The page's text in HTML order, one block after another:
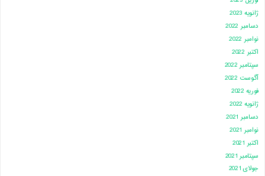
ژانویه 2023
دسامبر 2022
نوامبر 2022
اکتبر 2022
سپتامبر 2022
آگوست 2022
فوریه 2022
ژانویه 2022
دسامبر 2021
نوامبر 2021
اکتبر 2021
سپتامبر 2021
جولای 2021